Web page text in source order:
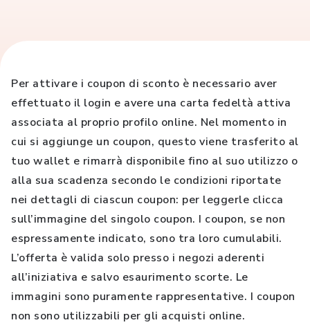
Per attivare i coupon di sconto è necessario aver
effettuato il login e avere una carta fedeltà attiva
associata al proprio profilo online. Nel momento in
cui si aggiunge un coupon, questo viene trasferito al
tuo wallet e rimarrà disponibile fino al suo utilizzo o
alla sua scadenza secondo le condizioni riportate
nei dettagli di ciascun coupon: per leggerle clicca
sull’immagine del singolo coupon. I coupon, se non
espressamente indicato, sono tra loro cumulabili.
L’offerta è valida solo presso i negozi aderenti
all’iniziativa e salvo esaurimento scorte. Le
immagini sono puramente rappresentative. I coupon
non sono utilizzabili per gli acquisti online.